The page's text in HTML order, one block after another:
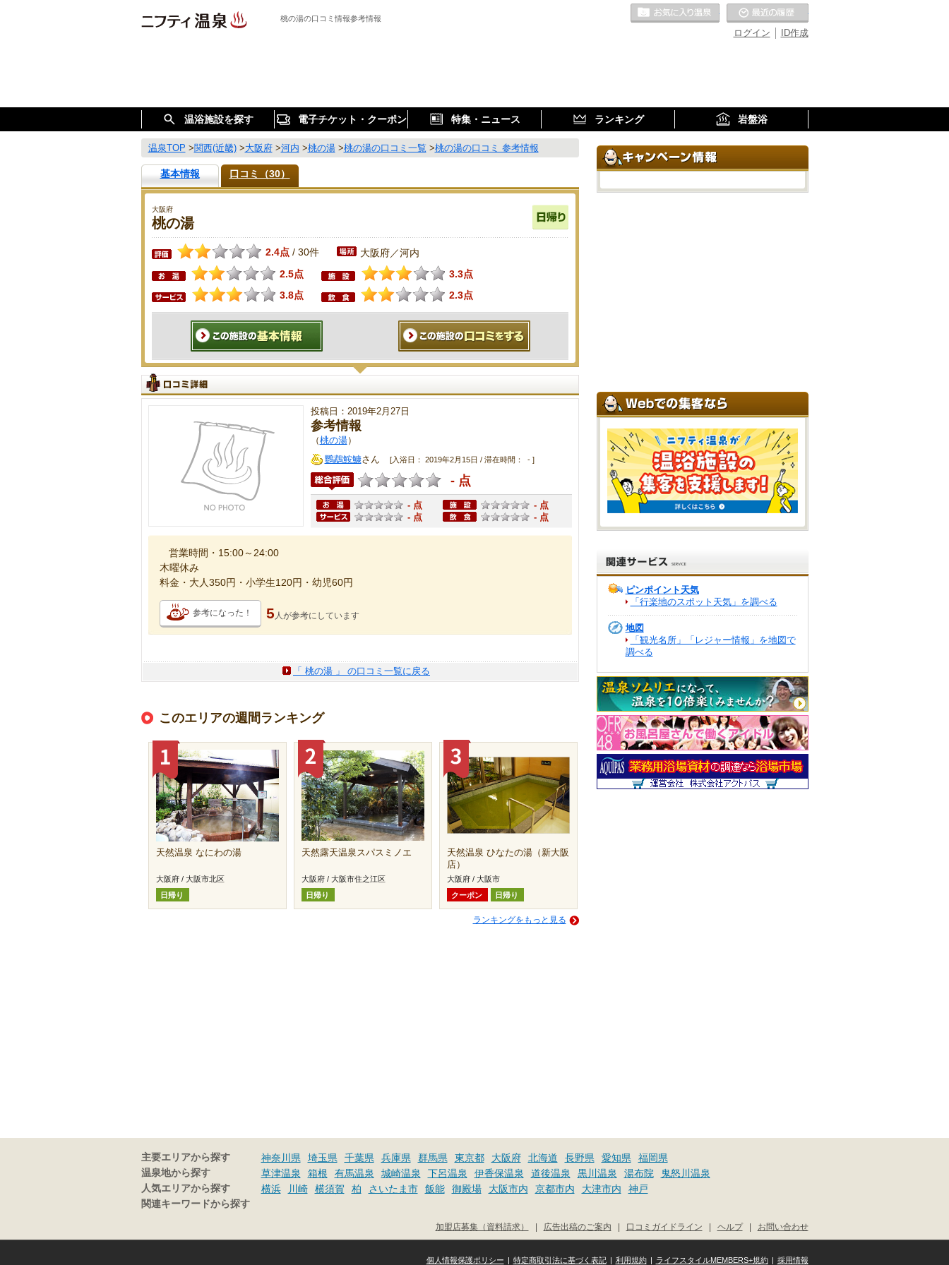
桃の湯の口コミ情報参考情報
ID作成
ログイン
お気に入りの温泉
温浴施設を探す 電子チケット・クーポン 特集・ニュース ランキング 岩盤浴
温泉TOP >関西(近畿)>大阪府>河内 >桃の湯>桃の湯の口コミ一覧 >桃の湯の口コミ 参考情報
基本情報 口コミ（30）
大阪府
桃の湯
2.4点 / 30件 大阪府／河内
2.5点
3.3点
3.8点
2.3点
投稿日：2019年2月27日
参考情報
（桃の湯）
鸚鵡鮟鱇さん [入浴日： 2019年2月15日 / 滞在時間： - ]
- 点
- 点
- 点
- 点
- 点
営業時間・15:00～24:00
木曜休み
料金・大人350円・小学生120円・幼児60円
参考になった！ 5 人が参考にしています
「 桃の湯 」 の口コミ一覧に戻る
このエリアの週間ランキング
天然温泉 なにわの湯
大阪府 / 大阪市北区
日帰り
天然露天温泉スパスミノエ
大阪府 / 大阪市住之江区
日帰り
天然温泉 ひなたの湯（新大阪
店）
大阪府 / 大阪市
クーポン
日帰り
ランキングをもっと見る
ピンポイント天気
「行楽地のスポット天気」を調べる
地図
「観光名所」「レジャー情報」を地図で
調べる
主要エリアから探す 神奈川県 埼玉県 千葉県 兵庫県 群馬県 東京都 大阪府 北海道 長野県 愛知県 福岡県
温泉地から探す 草津温泉 箱根 有馬温泉 城崎温泉 下呂温泉 伊香保温泉 道後温泉 黒川温泉 湯布院 鬼怒川温泉
人気エリアから探す 横浜 川崎 横須賀 柏 さいたま市 飯能 御殿場 大阪市内 京都市内 大津市内 神戸
関連キーワードから探す
お問い合わせ
|
ヘルプ
|
口コミガイドライン
|
広告出稿のご案内
|
加盟店募集（資料請求）
採用情報
|
ライフスタイルMEMBERS+規約
|
利用規約
|
特定商取引法に基づく表記
|
個人情報保護ポリシー